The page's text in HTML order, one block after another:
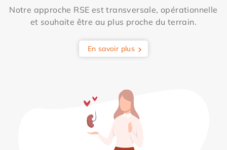
Notre approche RSE est transversale, opérationnelle
et souhaite être au plus proche du terrain.
En savoir plus